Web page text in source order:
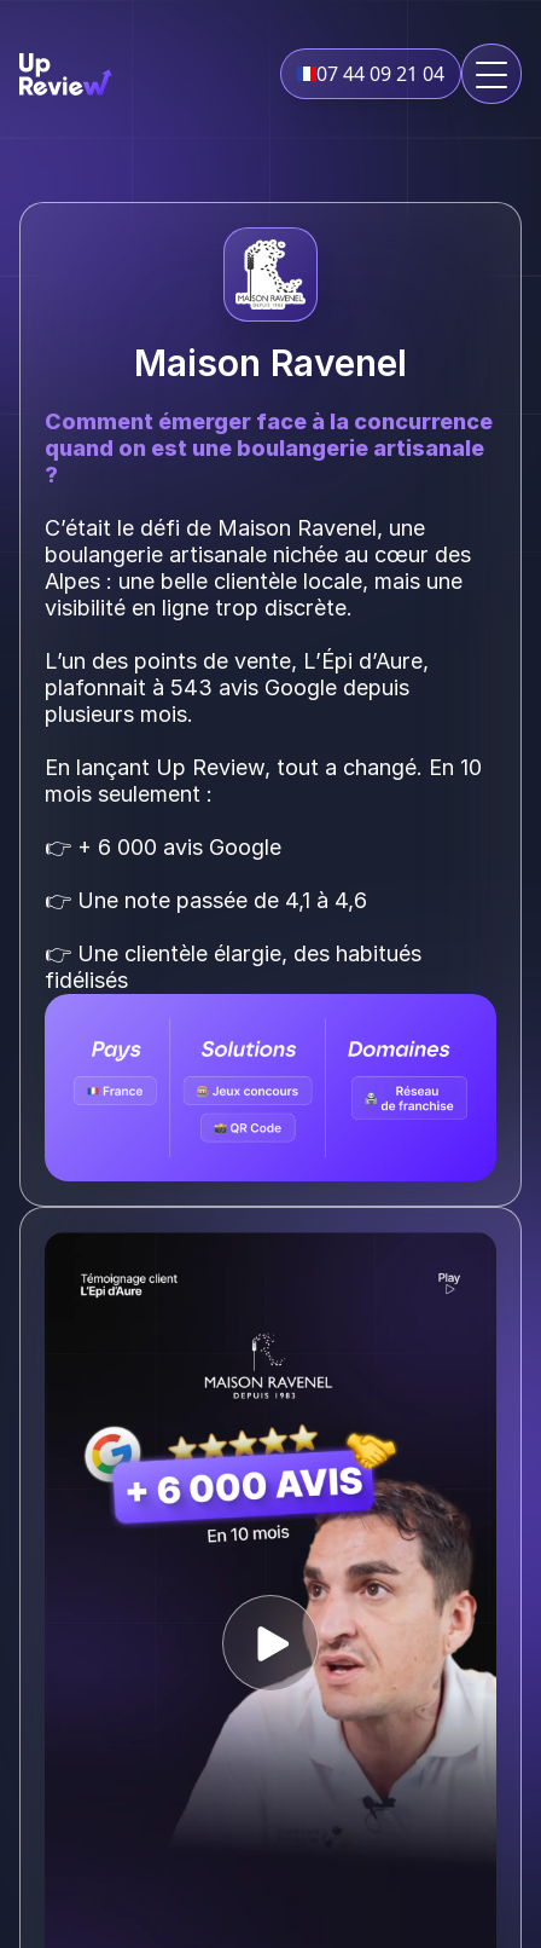
07 44 09 21 04
Maison Ravenel
Comment émerger face à la concurrence
quand on est une boulangerie artisanale
?
C’était le défi de Maison Ravenel, une
boulangerie artisanale nichée au cœur des
Alpes : une belle clientèle locale, mais une
visibilité en ligne trop discrète.
L’un des points de vente, L’Épi d’Aure,
plafonnait à 543 avis Google depuis
plusieurs mois.
En lançant Up Review, tout a changé. En 10
mois seulement :
👉 + 6 000 avis Google
👉 Une note passée de 4,1 à 4,6
👉 Une clientèle élargie, des habitués
fidélisés